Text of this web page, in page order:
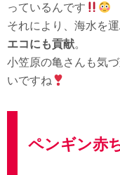
っているんです
それにより、海水を
エコにも貢献。
小笠原の亀さんも気
いですね
ペンギン赤